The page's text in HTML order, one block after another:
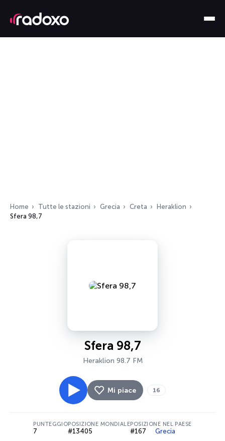
Home Tutte le stazioni Grecia Creta
Heraklion
Sfera 98,7
Sfera 98,7
Heraklion 98.7 FM
Mi piace 16
PUNTEGGIO
7
POSIZIONE MONDIALE
#13405
POSIZIONE NEL PAESE
#167 Grecia